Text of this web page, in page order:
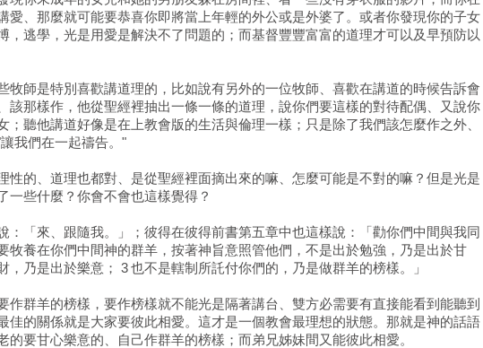
愛、那麼就可能要恭喜你即將當上年輕的外公或是外婆了。或者你發現你的子女
，逃學，光是用愛是解決不了問題的；而基督豐豐富富的道理才可以及早預防以
牧師是特別喜歡講道理的，比如說有另外的一位牧師、喜歡在講道的時候告訴會
該那樣作，他從聖經裡抽出一條一條的道理，說你們要這樣的對待配偶、又說你
；聽他講道好像是在上教會版的生活與倫理一樣；只是除了我們該怎麼作之外、
我們在一起禱告。"
性的、道理也都對、是從聖經裡面摘出來的嘛、怎麼可能是不對的嘛？但是光是
一些什麼？你會不會也這樣覺得？
：「來、跟隨我。」；彼得在彼得前書第五章中也這樣說：「勸你們中間與我同
牧養在你們中間神的群羊，按著神旨意照管他們，不是出於勉強，乃是出於甘
，乃是出於樂意； 3 也不是轄制所託付你們的，乃是做群羊的榜樣。」
作群羊的榜樣，要作榜樣就不能光是隔著講台、雙方必需要有直接能看到能聽到
佳的關係就是大家要彼此相愛。這才是一個教會最理想的狀態。那就是神的話語
的要甘心樂意的、自己作群羊的榜樣；而弟兄姊妹間又能彼此相愛。